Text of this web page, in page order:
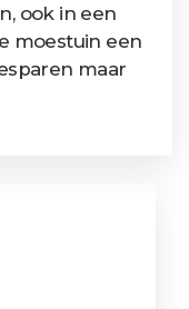
ook in een
moestuin een
maar